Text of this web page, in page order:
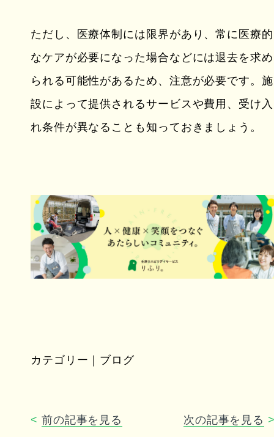
ただし、医療体制には限界があり、常に医療的
なケアが必要になった場合などには退去を求め
られる可能性があるため、注意が必要です。施
設によって提供されるサービスや費用、受け入
れ条件が異なることも知っておきましょう。
カテゴリー｜ブログ
< 前の記事を見る 次の記事を見る